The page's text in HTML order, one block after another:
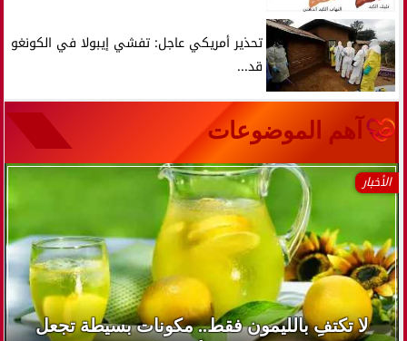
تحذير أمريكي عاجل: تفشي إيبولا في الكونغو
قد...
آهم الموضوعات
الأخبار
لا تكتفِ بالليمون فقط.. مكونات بسيطة تجعل